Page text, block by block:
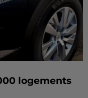
logements